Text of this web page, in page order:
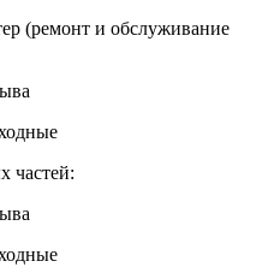
(ремонт и обслуживание
частей: